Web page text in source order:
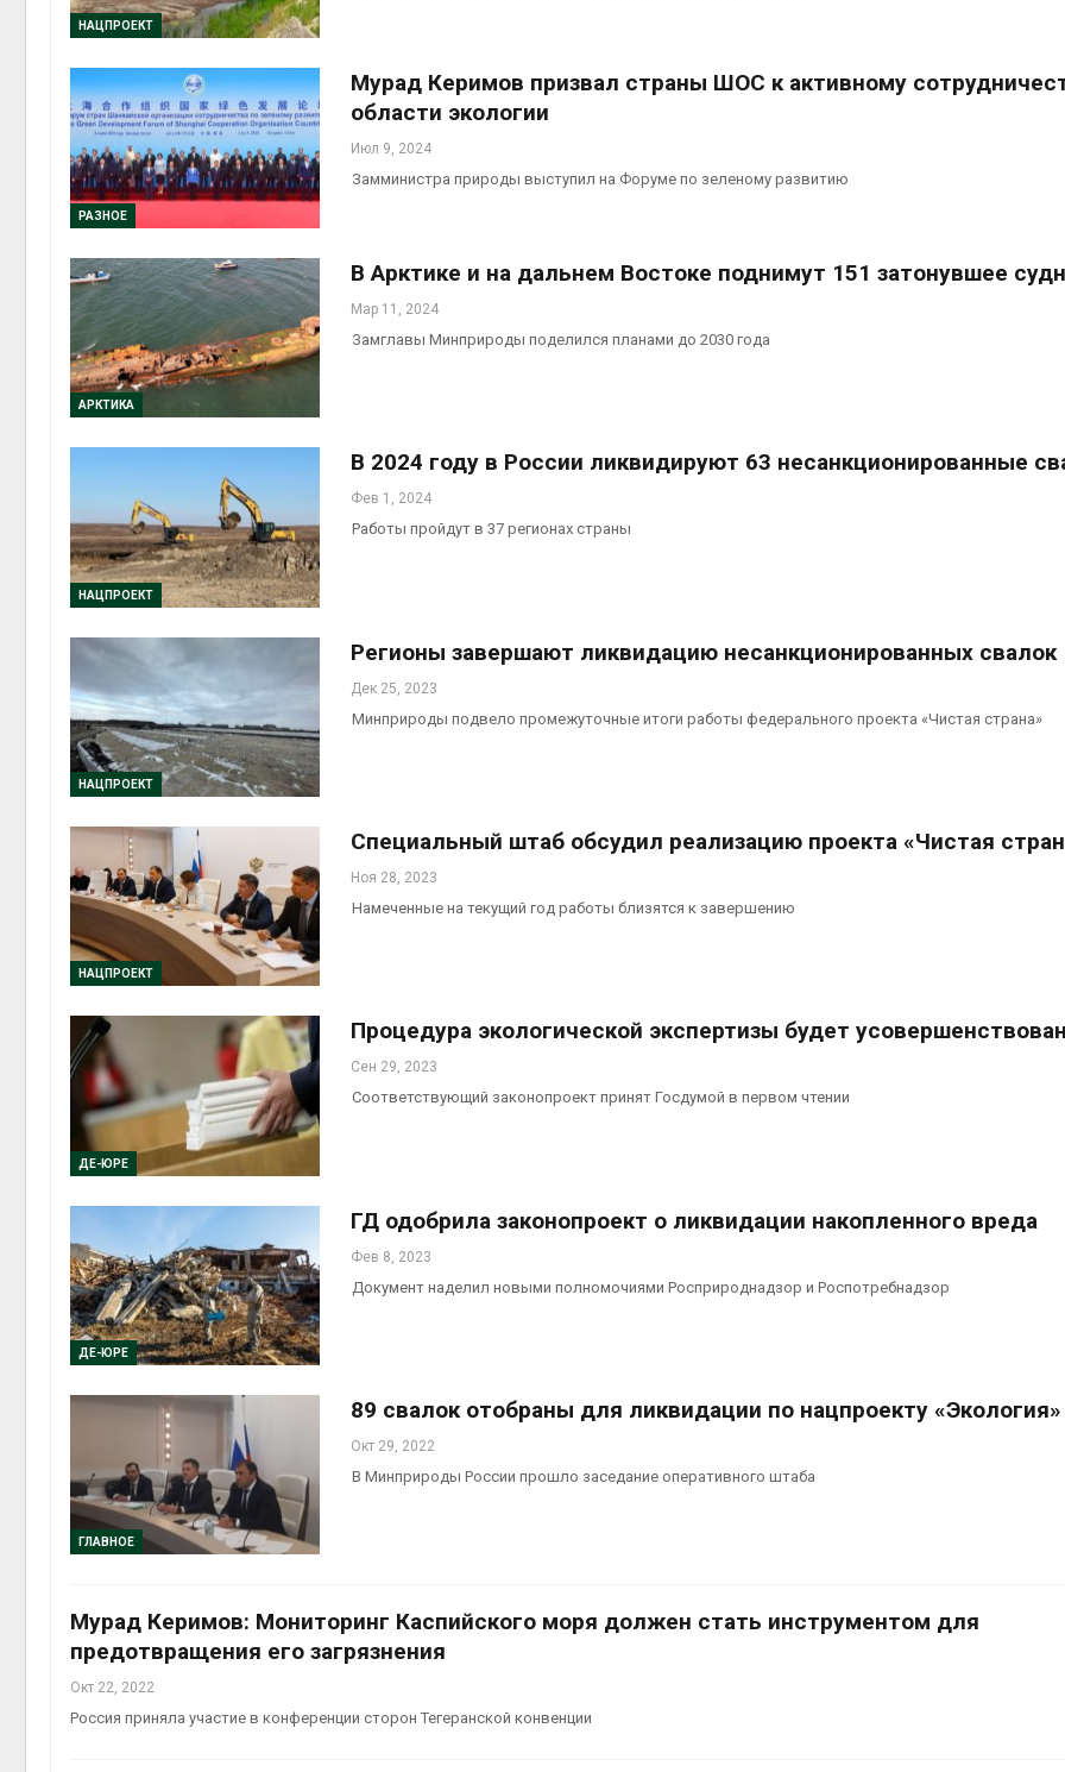
НАЦПРОЕКТ
РАЗНОЕ
Мурад Керимов призвал страны ШОС к активному
области экологии
Июл 9, 2024
Замминистра природы выступил на Форуме по зеленому развитию
АРКТИКА
В Арктике и на дальнем Востоке поднимут 151 затонувшее
Мар 11, 2024
Замглавы Минприроды поделился планами до 2030 года
НАЦПРОЕКТ
В 2024 году в России ликвидируют 63 несанкционированные
Фев 1, 2024
Работы пройдут в 37 регионах страны
НАЦПРОЕКТ
Регионы завершают ликвидацию несанкционированных свалок
Дек 25, 2023
Минприроды подвело промежуточные итоги работы федерального проекта «Чистая страна»
НАЦПРОЕКТ
Специальный штаб обсудил реализацию проекта «Чистая
Ноя 28, 2023
Намеченные на текущий год работы близятся к завершению
ДЕ-ЮРЕ
Процедура экологической экспертизы будет
Сен 29, 2023
Соответствующий законопроект принят Госдумой в первом чтении
ДЕ-ЮРЕ
ГД одобрила законопроект о ликвидации накопленного вреда
Фев 8, 2023
Документ наделил новыми полномочиями Росприроднадзор и Роспотребнадзор
ГЛАВНОЕ
89 свалок отобраны для ликвидации по нацпроекту «Экология»
Окт 29, 2022
В Минприроды России прошло заседание оперативного штаба
Мурад Керимов: Мониторинг Каспийского моря должен стать инструментом для
предотвращения его загрязнения
Окт 22, 2022
Россия приняла участие в конференции сторон Тегеранской конвенции
Учёные предложили
Ozon